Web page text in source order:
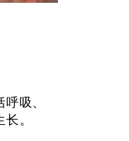
吸、
。